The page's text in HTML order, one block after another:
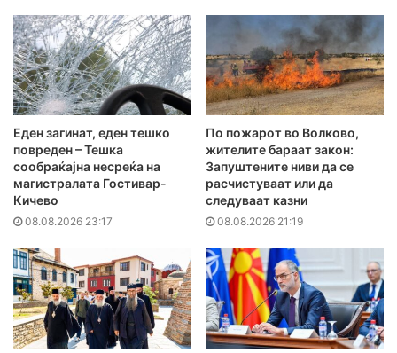
Еден загинат, еден тешко
повреден – Тешка
сообраќајна несреќа на
магистралата Гостивар-
Кичево
08.08.2026 23:17
По пожарот во Волково,
жителите бараат закон:
Запуштените ниви да се
расчистуваат или да
следуваат казни
08.08.2026 21:19